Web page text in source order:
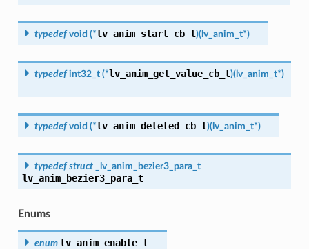
typedef void (*lv_anim_start_cb_t)(lv_anim_t*)
typedef int32_t (*lv_anim_get_value_cb_t)(lv_anim_t*)
typedef void (*lv_anim_deleted_cb_t)(lv_anim_t*)
typedef struct _lv_anim_bezier3_para_t
lv_anim_bezier3_para_t
Enums
enum lv_anim_enable_t